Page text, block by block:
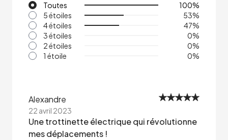
Toutes
100%
5 étoiles
53%
4 étoiles
47%
3 étoiles
0%
2 étoiles
0%
1 étoile
0%
Alexandre
22 avril 2023
Une trottinette électrique qui révolutionne
mes déplacements !